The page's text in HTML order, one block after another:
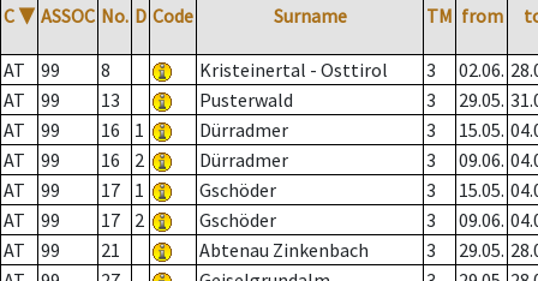
C ▼ ASSOC No. D Code Surname TM from
AT 99 8 Kristeinertal - Osttirol 3 02.06.
AT
99 13 Pusterwald 3 29.05.
AT
99 16 1 Dürradmer 3 15.05.
AT
99 16 2 Dürradmer 3 09.06.
AT
99 17 1 Gschöder 3 15.05.
AT
99 17 2 Gschöder 3 09.06.
AT
99 21 Abtenau Zinkenbach 3 29.05.